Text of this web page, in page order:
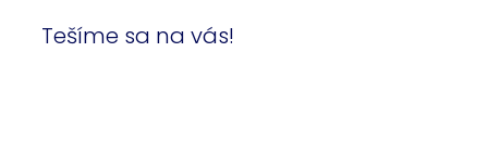
Tešíme sa na vás!